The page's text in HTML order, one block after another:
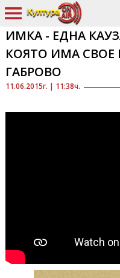
11.06.2015г. | 11:38ч.
ИМКА - ЕДНА
КОЯТО ИМА СВОЕ
ГАБРОВО